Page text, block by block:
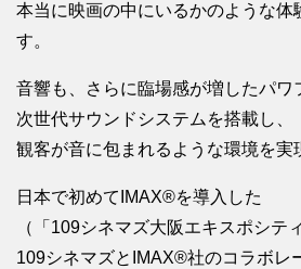
本当に映画の中にいるかのような体
す。
音響も、さらに臨場感が増したパワ
次世代サウンドシステムを搭載し、
観客が音に包まれるような環境を実
日本で初めてIMAX®を導入した
（「109シネマズ大阪エキスポシテ
109シネマズとIMAX®社のコラボレ